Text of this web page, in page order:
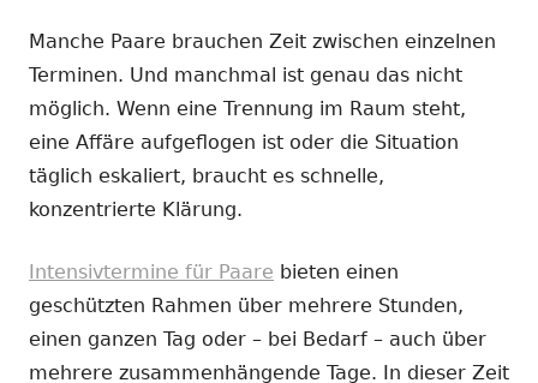
Manche Paare brauchen Zeit zwischen einzelnen
Terminen. Und manchmal ist genau das nicht
möglich. Wenn eine Trennung im Raum steht,
eine Affäre aufgeflogen ist oder die Situation
täglich eskaliert, braucht es schnelle,
konzentrierte Klärung.
Intensivtermine für Paare bieten einen
geschützten Rahmen über mehrere Stunden,
einen ganzen Tag oder – bei Bedarf – auch über
mehrere zusammenhängende Tage. In dieser Zeit